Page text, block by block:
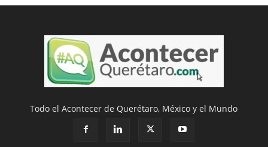
Todo el Acontecer de Querétaro, México y el Mundo